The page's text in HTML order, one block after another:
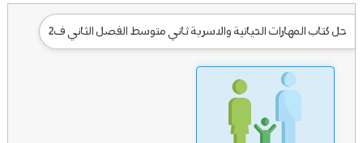
حل كتاب المهارات الحياتية والاسرية ثاني متوسط الفصل الثاني ف2